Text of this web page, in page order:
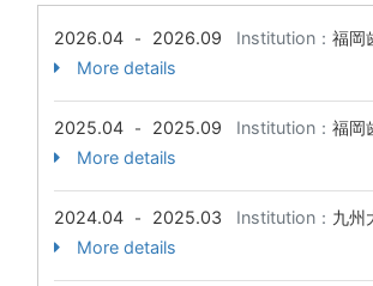
2026.04 - 2026.09 Institution： 福岡
More details
2025.04 - 2025.09 Institution： 福岡
More details
2024.04 - 2025.03 Institution： 九州
More details